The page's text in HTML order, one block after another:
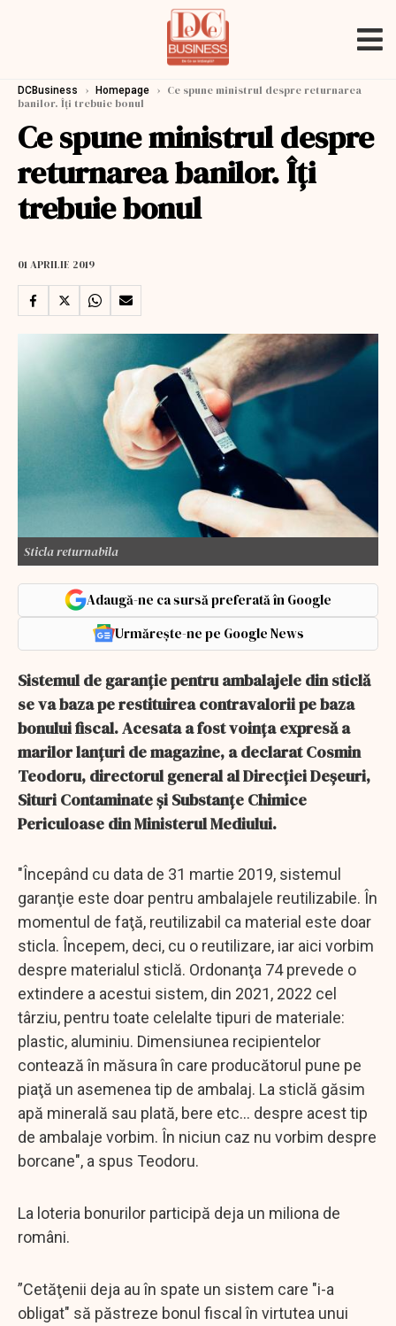
DCBusiness › Homepage › Ce spune ministrul despre returnarea
banilor. Îți trebuie bonul
Ce spune ministrul despre
returnarea banilor. Îți
trebuie bonul
01 APRILIE 2019
Sticla returnabila
Adaugă-ne ca sursă preferată în Google
Urmărește-ne pe Google News
Sistemul de garanţie pentru ambalajele din sticlă
se va baza pe restituirea contravalorii pe baza
bonului fiscal. Acesata a fost voinţa expresă a
marilor lanţuri de magazine, a declarat Cosmin
Teodoru, directorul general al Direcţiei Deşeuri,
Situri Contaminate şi Substanţe Chimice
Periculoase din Ministerul Mediului.
"Începând cu data de 31 martie 2019, sistemul
garanţie este doar pentru ambalajele reutilizabile. În
momentul de faţă, reutilizabil ca material este doar
sticla. Începem, deci, cu o reutilizare, iar aici vorbim
despre materialul sticlă. Ordonanţa 74 prevede o
extindere a acestui sistem, din 2021, 2022 cel
târziu, pentru toate celelalte tipuri de materiale:
plastic, aluminiu. Dimensiunea recipientelor
contează în măsura în care producătorul pune pe
piaţă un asemenea tip de ambalaj. La sticlă găsim
apă minerală sau plată, bere etc... despre acest tip
de ambalaje vorbim. În niciun caz nu vorbim despre
borcane", a spus Teodoru.
La loteria bonurilor participă deja un miliona de
români.
”Cetăţenii deja au în spate un sistem care "i-a
obligat" să păstreze bonul fiscal în virtutea unui